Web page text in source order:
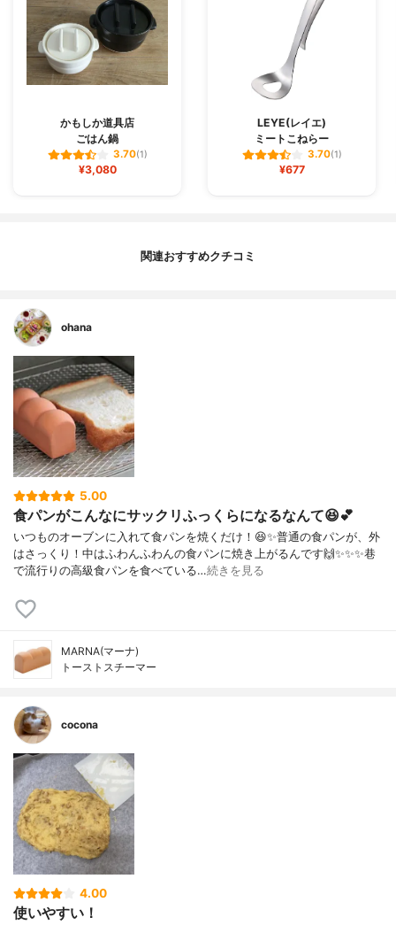
かもしか道具店
ごはん鍋
3.70(1)
¥3,080
LEYE(レイエ)
ミートこねらー
3.70(1)
¥677
関連おすすめクチコミ
ohana
5.00
食パンがこんなにサックリふっくらになるなんて😆💕
いつものオーブンに入れて食パンを焼くだけ！😆✨普通の食パンが、外
はさっくり！中はふわんふわんの食パンに焼き上がるんです🙌✨✨✨巷
で流行りの高級食パンを食べている…続きを見る
MARNA(マーナ)
トーストスチーマー
cocona
4.00
使いやすい！